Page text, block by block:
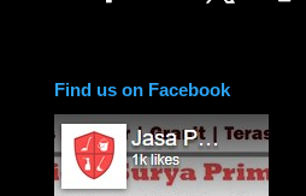
Find us on Facebook